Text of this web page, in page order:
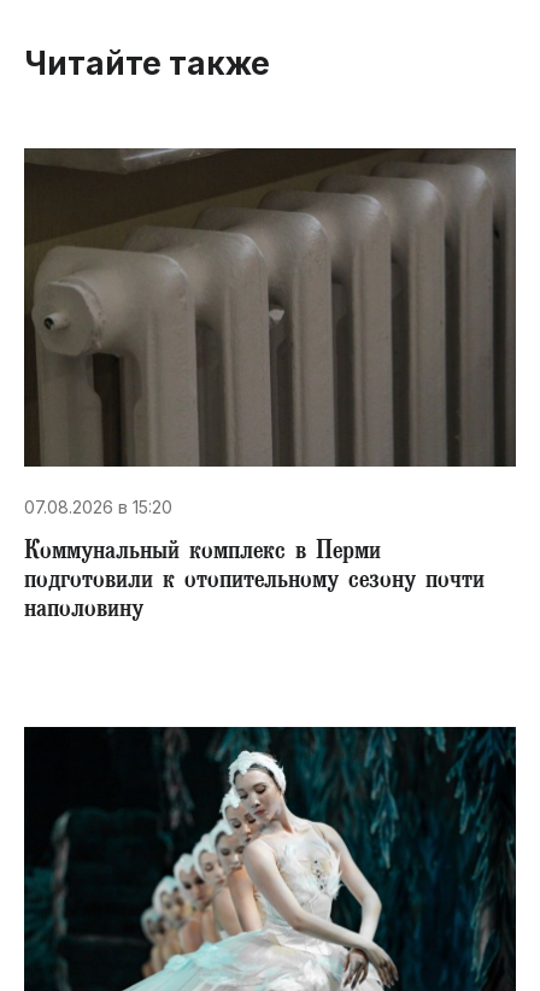
Читайте также
07.08.2026 в 15:20
Коммунальный комплекс в Перми
подготовили к отопительному сезону почти
наполовину